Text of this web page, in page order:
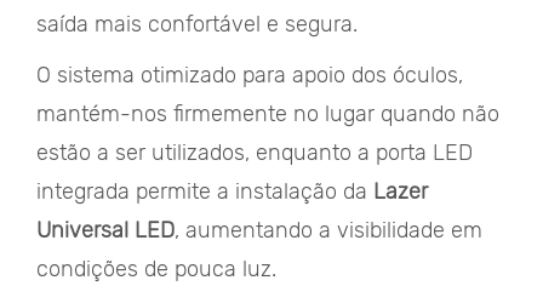
saída mais confortável e segura.
O sistema otimizado para apoio dos óculos,
mantém-nos firmemente no lugar quando não
estão a ser utilizados, enquanto a porta LED
integrada permite a instalação da Lazer
Universal LED, aumentando a visibilidade em
condições de pouca luz.